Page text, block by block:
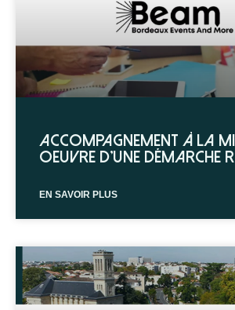
Accompagnement à la
oeuvre d’une démarche
EN SAVOIR PLUS